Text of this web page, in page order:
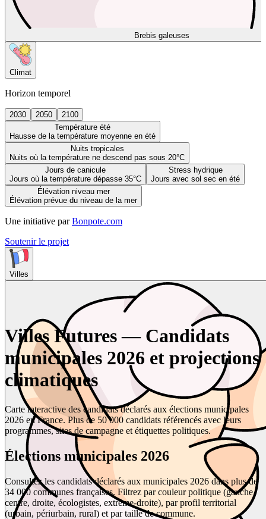
Brebis galeuses
Climat
Horizon temporel
2030 2050
2100
Température été
Hausse de la température moyenne en été
Nuits tropicales
Nuits où la température ne descend pas sous 20°C
Jours de canicule
Jours où la température dépasse 35°C
Stress hydrique
Jours avec sol sec en été
Élévation niveau mer
Élévation prévue du niveau de la mer
Une initiative par Bonpote.com
Soutenir le projet
Villes
Villes Futures — Candidats
municipales 2026 et projections
climatiques
Carte interactive des candidats déclarés aux élections municipales
2026 en France. Plus de 50 000 candidats référencés avec leurs
programmes, sites de campagne et étiquettes politiques.
Élections municipales 2026
Consultez les candidats déclarés aux municipales 2026 dans plus de
34 000 communes françaises. Filtrez par couleur politique (gauche,
centre, droite, écologistes, extrême-droite), par profil territorial
(urbain, périurbain, rural) et par taille de commune.